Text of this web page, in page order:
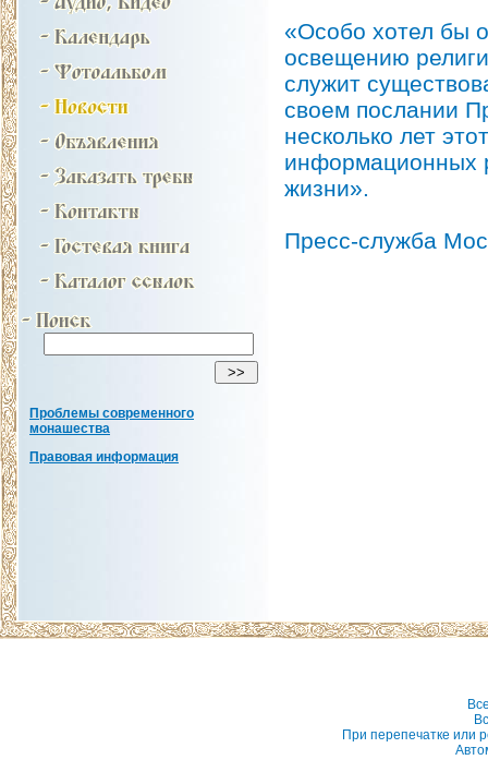
Проблемы современного
монашества
Правовая информация
«Особо хотел бы
освещению
служит
своем послании
несколько лет
информационных
жизни».
Пресс-служба
При перепечатке или